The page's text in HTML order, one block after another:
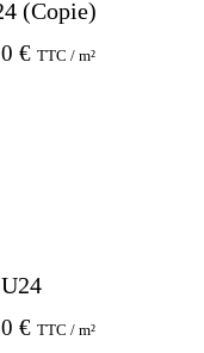
(Copie)
€ TTC / m²
U24
€ TTC / m²